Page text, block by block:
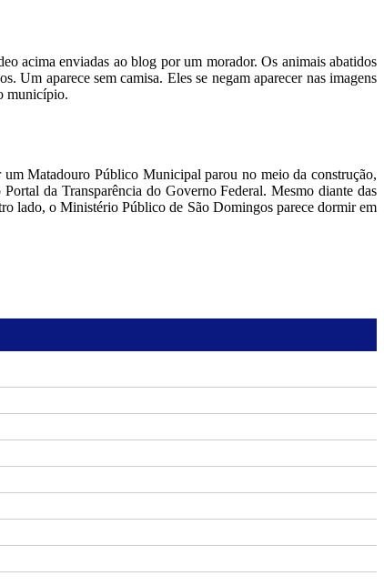
acima enviadas ao blog por um morador. Os animais abatidos
Um aparece sem camisa. Eles se negam aparecer nas imagens
município.
Matadouro Público Municipal parou no meio da construção,
da Transparência do Governo Federal. Mesmo diante das
lado, o Ministério Público de São Domingos parece dormir em